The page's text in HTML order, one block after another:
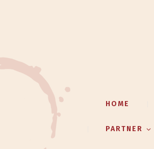
HOME
PARTNER